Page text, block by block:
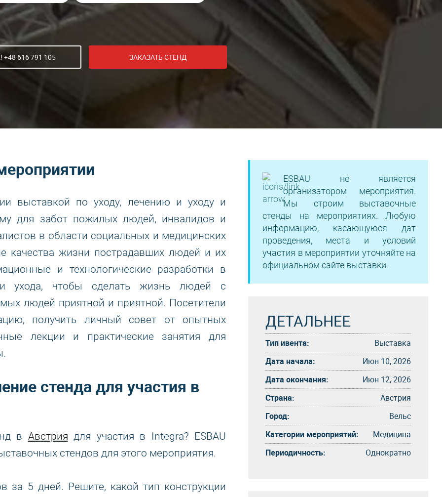
616 791 105 ЗАКАЗАТЬ СТЕНД
выставкой по уходу, лечению и уходу и
для забот пожилых людей, инвалидов и
в области социальных и медицинских
качества жизни пострадавших людей и их
и технологические разработки в
и ухода, чтобы сделать жизнь людей с
людей приятной и приятной. Посетители
получить личный совет от опытных
лекции и практические занятия для
стенда для участия в
в Австрия для участия в Integra? ESBAU
стендов для этого мероприятия.
за 5 дней. Решите, какой тип конструкции
ESBAU не является
организатором мероприятия.
Мы строим выставочные
стенды на мероприятиях. Любую
информацию, касающуюся дат
проведения, места и условий
участия в мероприятии уточняйте на
официальном сайте выставки.
ДЕТАЛЬНЕЕ
Тип ивента:
Выставка
Дата начала:
Июн 10, 2026
Дата окончания:
Июн 12, 2026
Страна:
Австрия
Город:
Вельс
Категории мероприятий:
Медицина
Периодичность:
Однократно